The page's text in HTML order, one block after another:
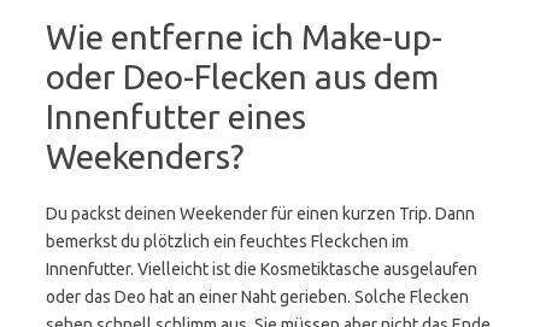
Wie entferne ich Make-up-
oder Deo-Flecken aus dem
Innenfutter eines
Weekenders?
Du packst deinen Weekender für einen kurzen Trip. Dann
bemerkst du plötzlich ein feuchtes Fleckchen im
Innenfutter. Vielleicht ist die Kosmetiktasche ausgelaufen
oder das Deo hat an einer Naht gerieben. Solche Flecken